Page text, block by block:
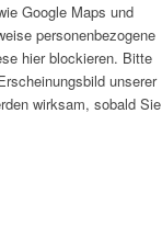
Google Maps und
personenbezogene
hier blockieren. Bitte
unserer
wirksam, sobald Sie